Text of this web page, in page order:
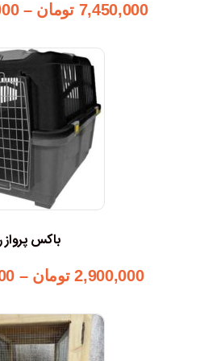
7,450,000 تومان –
باکس پرواز
2,900,000 تومان –